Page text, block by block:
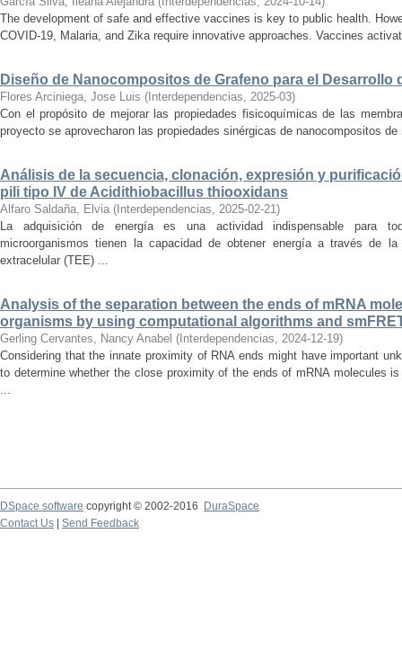
The development of safe and effective vaccines is key to public health.
COVID-19, Malaria, and Zika require innovative approaches. Vaccines
Diseño de Nanocompositos de Grafeno para el Desarrollo
Flores Arciniega, Jose Luis ( Interdependencias, 2025-03)
Con el propósito de mejorar las propiedades fisicoquímicas de las
proyecto se aprovecharon las propiedades sinérgicas de nanocompositos
Análisis de la secuencia, clonación, expresión y
pili tipo IV de Acidithiobacillus thiooxidans
Alfaro Saldaña, Elvia ( Interdependencias, 2025-02-21)
La adquisición de energía es una actividad indispensable para
microorganismos tienen la capacidad de obtener energía a través de
extracelular (TEE) ...
Analysis of the separation between the ends of mRNA
organisms by using computational algorithms and
Gerling Cervantes, Nancy Anabel ( Interdependencias, 2024-12-19)
Considering that the innate proximity of RNA ends might have important
to determine whether the close proximity of the ends of mRNA molecules
...
DSpace software copyright © 2002-2016
DuraSpace
Contact Us
Send Feedback